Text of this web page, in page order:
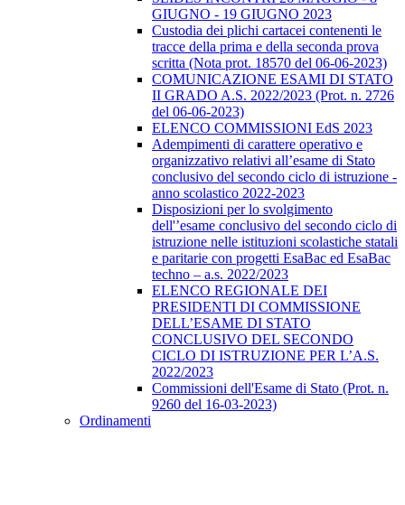
GIUGNO - 19 GIUGNO 2023
Custodia dei plichi cartacei contenenti le
tracce della prima e della seconda prova
scritta (Nota prot. 18570 del 06-06-2023)
COMUNICAZIONE ESAMI DI STATO
II GRADO A.S. 2022/2023 (Prot. n. 2726
del 06-06-2023)
ELENCO COMMISSIONI EdS 2023
Adempimenti di carattere operativo e
organizzativo relativi all’esame di Stato
conclusivo del secondo ciclo di istruzione -
anno scolastico 2022-2023
Disposizioni per lo svolgimento
dell'’esame conclusivo del secondo ciclo di
istruzione nelle istituzioni scolastiche statali
e paritarie con progetti EsaBac ed EsaBac
techno – a.s. 2022/2023
ELENCO REGIONALE DEI
PRESIDENTI DI COMMISSIONE
DELL’ESAME DI STATO
CONCLUSIVO DEL SECONDO
CICLO DI ISTRUZIONE PER L’A.S.
2022/2023
Commissioni dell'Esame di Stato (Prot. n.
9260 del 16-03-2023)
Ordinamenti